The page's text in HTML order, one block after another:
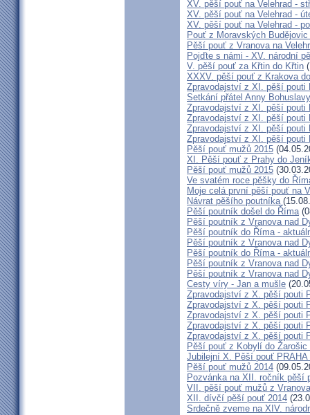
XV. pěší pouť na Velehrad -
XV. pěší pouť na Velehrad -
XV. pěší pouť na Velehrad -
Pouť z Moravských
Pěší pouť z Vranova na
Pojďte s námi - XV. národní
V. pěší pouť za Křtin do Křtin
XXXV. pěší pouť z Krakova
Zpravodajství z XI. pěší pouti
Setkání přátel Anny
Zpravodajství z XI. pěší pouti
Zpravodajství z XI. pěší pouti
Zpravodajství z XI. pěší pouti
Zpravodajství z XI. pěší pouti
Pěší pouť mužů 2015
XI. Pěší pouť z Prahy do
Pěší pouť mužů 2015
Ve svatém roce pěšky do
Moje celá první pěší pouť na
Návrat pěšího poutníka
Pěší poutník došel do Říma
Pěší poutník z Vranova nad
Pěší poutník do Říma -
Pěší poutník z Vranova nad
Pěší poutník do Říma -
Pěší poutník z Vranova nad
Pěší poutník z Vranova nad
Cesty víry - Jan a mušle
Zpravodajství z X. pěší pouti
Zpravodajství z X. pěší pouti
Zpravodajství z X. pěší pouti
Zpravodajství z X. pěší pouti
Zpravodajství z X. pěší pouti
Pěší pouť z Kobylí do Žarošic
Jubilejní X. Pěší pouť PRAHA
Pěší pouť mužů 2014
Pozvánka na XII. ročník pěší
VII. pěší pouť mužů z
XII. dívčí pěší pouť 2014
Srdečně zveme na XIV.